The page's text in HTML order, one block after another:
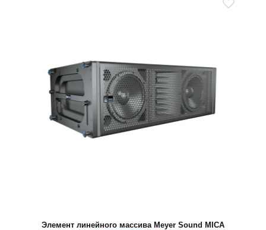
Элемент линейного массива Meyer Sound MICA